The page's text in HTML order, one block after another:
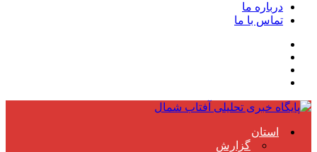
درباره ما
تماس با ما
استان
گزارش